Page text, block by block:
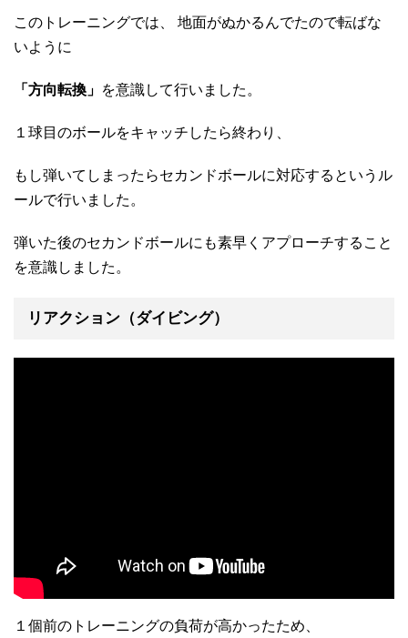
このトレーニングでは、 地面がぬかるんでたので転ばな
いように
「方向転換」 を意識して行いました。
１球目のボールをキャッチしたら終わり、
もし弾いてしまったらセカンドボールに対応するというル
ールで行いました。
弾いた後のセカンドボールにも素早くアプローチすること
を意識しました。
リアクション（ダイビング）
１個前のトレーニングの負荷が高かったため、